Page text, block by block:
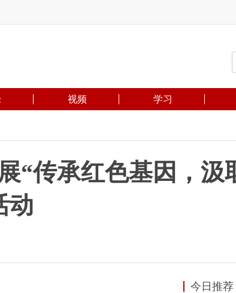
视频 学习
“传承红色基因，汲
动
今日推荐